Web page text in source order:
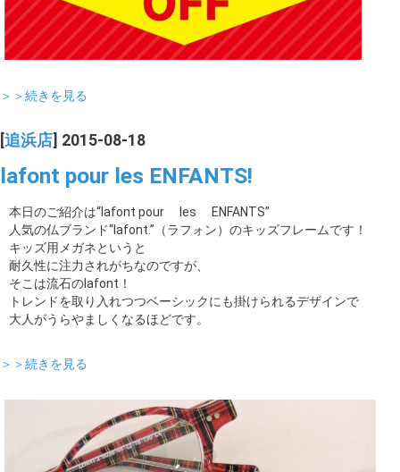
＞＞続きを見る
[追浜店] 2015-08-18
lafont pour les ENFANTS!
本日のご紹介は“lafont pour les ENFANTS”
人気の仏ブランド“lafont.”（ラフォン）のキッズフレームです！
キッズ用メガネというと
耐久性に注力されがちなのですが、
そこは流石のlafont！
トレンドを取り入れつつベーシックにも掛けられるデザインで
大人がうらやましくなるほどです。
＞＞続きを見る